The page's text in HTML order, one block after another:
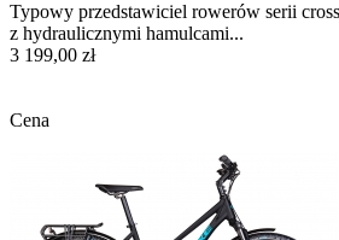
Typowy przedstawiciel rowerów serii
z hydraulicznymi hamulcami...
3 199,00 zł
Cena